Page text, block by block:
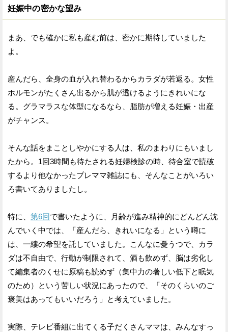
妊娠中の密かな望み
まあ、でも確かに私も産む前は、密かに期待していました
よ。
産んだら、全身の血が入れ替わるからカラダが若返る。女性
ホルモンがたくさん出るから肌が透けるようにきれいにな
る。グラマラスな体型になるなら、脂肪が増える妊娠・出産
がチャンス。
そんな話をまことしやかにする人は、私のまわりにもいまし
たから。1回3時間も待たされる妊婦検診の時、待合室で読破
するより他なかったプレママ雑誌にも、そんなことがいろい
ろ書いてありましたし。
特に、 第6回で書いたように、月齢が進み精神的にどんどん沈
んでいく中では、「産んだら、きれいになる」という噂に
は、一縷の希望を託していました。こんなに憂うつで、カラ
ダは不自由で、行動が制限されて、酒も飲めず、脳は劣化し
て編集者のくせに原稿も読めず（集中力の著しい低下と眠気
のため）という苦しい状況にあったので、「そのくらいのご
褒美はあってもいいだろう」と考えていました。
実際、テレビ番組に出てくる子だくさんママは、みんなすっ